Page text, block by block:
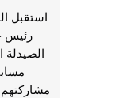
استقبل
رئيس
الصيدلة